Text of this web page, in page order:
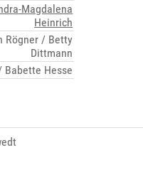
Magdalena
Heinrich
Rögner / Betty
Dittmann
Babette Hesse